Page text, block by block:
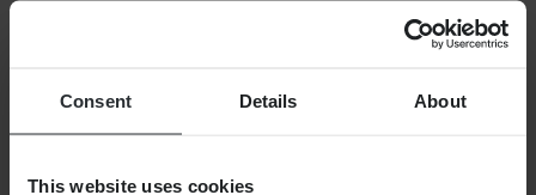
Consent Details About
This website uses cookies